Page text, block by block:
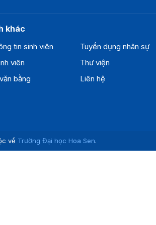
khác
tin sinh viên
viên
bằng
Tuyển dụng nhân sự
Thư viện
Liên hệ
về Trường Đại học Hoa Sen.